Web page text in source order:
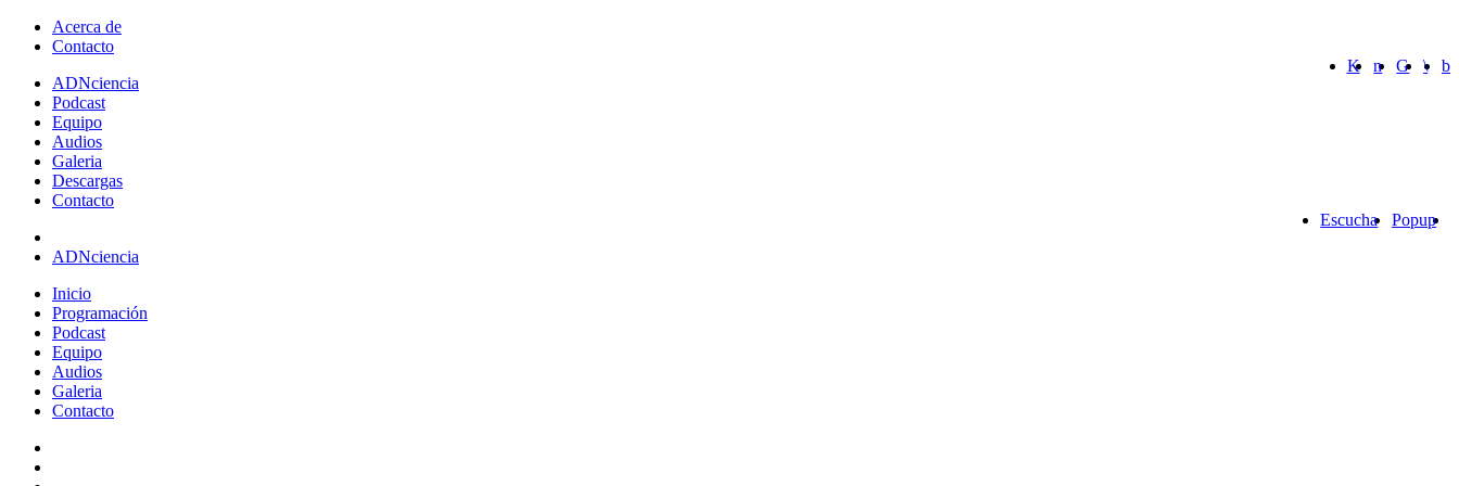
Acerca de
Contacto
ADNciencia
Podcast
Equipo
Audios
Galeria
Descargas
Contacto
Popup
Escucha
ADNciencia
Inicio
Programación
Podcast
Equipo
Audios
Galeria
Contacto